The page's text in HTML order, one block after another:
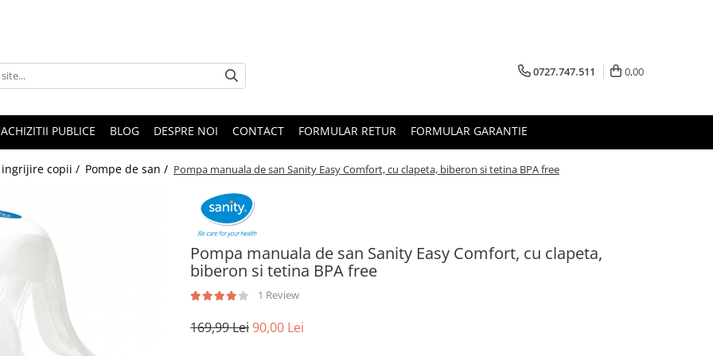
0727.747.511 0,00
ACHIZITII PUBLICE BLOG DESPRE NOI CONTACT FORMULAR RETUR FORMULAR GARANTIE
copii / Pompe de san / Pompa manuala de san Sanity Easy Comfort, cu clapeta, biberon si tetina BPA free
Pompa manuala de san Sanity Easy Comfort, cu clapeta,
biberon si tetina BPA free
1 Review
169,99 Lei90,00 Lei